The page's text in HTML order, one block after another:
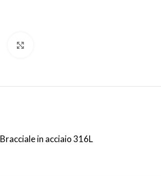
Bracciale in acciaio 316L